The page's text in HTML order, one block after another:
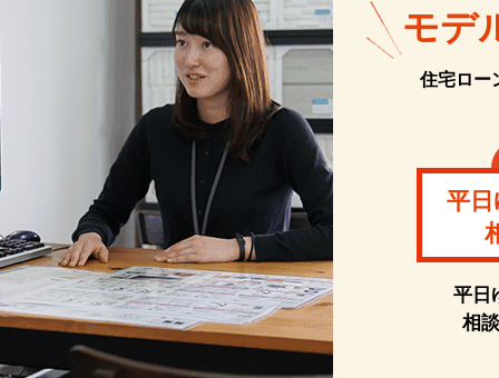
モデ
住宅ロー
平
平日
相